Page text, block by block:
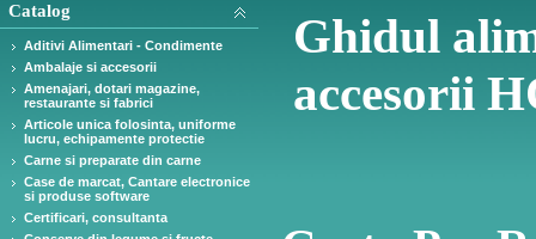
Catalog
Aditivi Alimentari - Condimente
Ambalaje si accesorii
Amenajari, dotari magazine,
restaurante si fabrici
Articole unica folosinta, uniforme
lucru, echipamente protectie
Carne si preparate din carne
Case de marcat, Cantare electronice
si produse software
Certificari, consultanta
Ghidul
accesorii